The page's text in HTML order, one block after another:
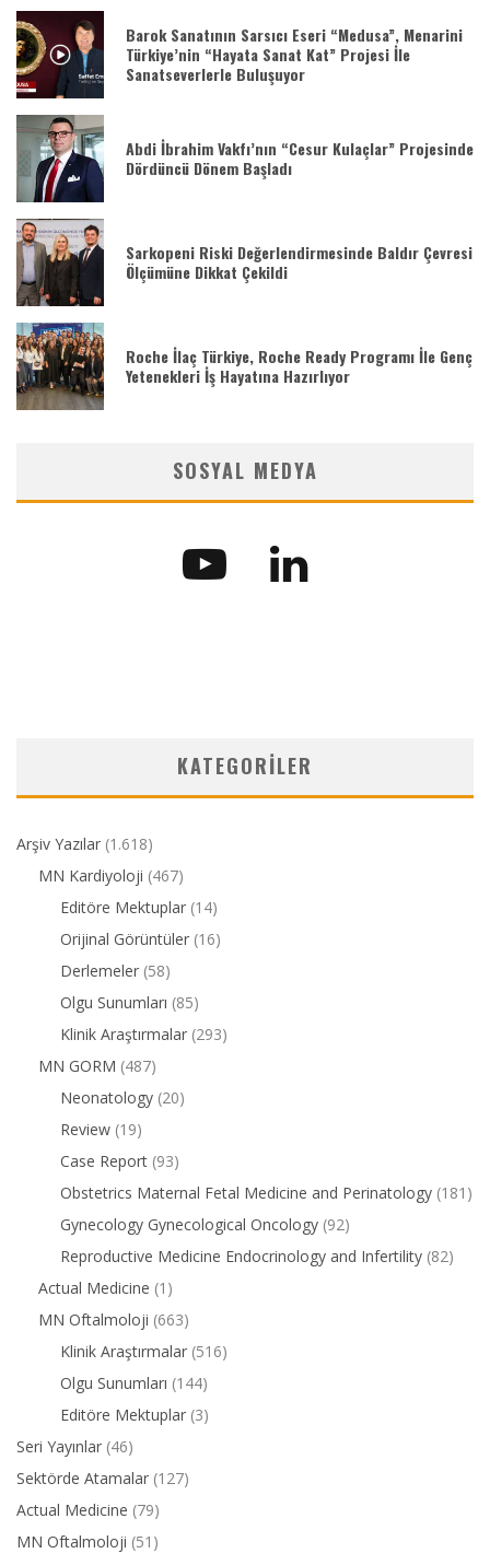
Barok Sanatının Sarsıcı Eseri “Medusa”, Menarini
Türkiye’nin “Hayata Sanat Kat” Projesi İle
Sanatseverlerle Buluşuyor
Abdi İbrahim Vakfı’nın “Cesur Kulaçlar” Projesinde
Dördüncü Dönem Başladı
Sarkopeni Riski Değerlendirmesinde Baldır Çevresi
Ölçümüne Dikkat Çekildi
Roche İlaç Türkiye, Roche Ready Programı İle Genç
Yetenekleri İş Hayatına Hazırlıyor
SOSYAL MEDYA
KATEGORILER
Arşiv Yazılar (1.618)
MN Kardiyoloji (467)
Editöre Mektuplar (14)
Orijinal Görüntüler (16)
Derlemeler (58)
Olgu Sunumları (85)
Klinik Araştırmalar (293)
MN GORM (487)
Neonatology (20)
Review (19)
Case Report (93)
Obstetrics Maternal Fetal Medicine and Perinatology (181)
Gynecology Gynecological Oncology (92)
Reproductive Medicine Endocrinology and Infertility (82)
Actual Medicine (1)
MN Oftalmoloji (663)
Klinik Araştırmalar (516)
Olgu Sunumları (144)
Editöre Mektuplar (3)
Seri Yayınlar (46)
Sektörde Atamalar (127)
Actual Medicine (79)
MN Oftalmoloji (51)